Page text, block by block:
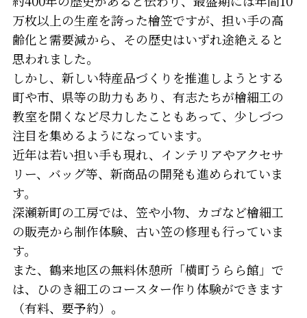
万枚以上の生産を誇った檜笠ですが、担い手の高
齢化と需要減から、その歴史はいずれ途絶えると
思われました。
しかし、新しい特産品づくりを推進しようとする
町や市、県等の助力もあり、有志たちが檜細工の
教室を開くなど尽力したこともあって、少しづつ
注目を集めるようになっています。
近年は若い担い手も現れ、インテリアやアクセサ
リー、バッグ等、新商品の開発も進められていま
す。
深瀬新町の工房では、笠や小物、カゴなど檜細工
の販売から制作体験、古い笠の修理も行っていま
す。
また、鶴来地区の無料休憩所「横町うらら館」で
は、ひのき細工のコースター作り体験ができます
（有料、要予約）。